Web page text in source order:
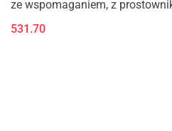
ze wspomaganiem, z
531.70